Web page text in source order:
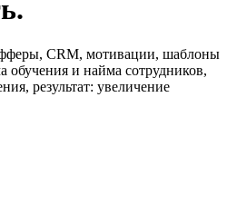
CRM, мотивации, шаблоны
обучения и найма сотрудников,
результат: увеличение